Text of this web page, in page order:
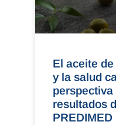
El aceite
y la salud
resultados
PREDIMED